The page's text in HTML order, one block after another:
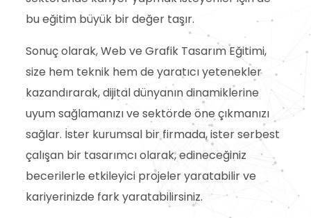
bu eğitim büyük bir değer taşır.
Sonuç olarak, Web ve Grafik Tasarım Eğitimi,
size hem teknik hem de yaratıcı yetenekler
kazandırarak, dijital dünyanın dinamiklerine
uyum sağlamanızı ve sektörde öne çıkmanızı
sağlar. İster kurumsal bir firmada, ister serbest
çalışan bir tasarımcı olarak, edineceğiniz
becerilerle etkileyici projeler yaratabilir ve
kariyerinizde fark yaratabilirsiniz.